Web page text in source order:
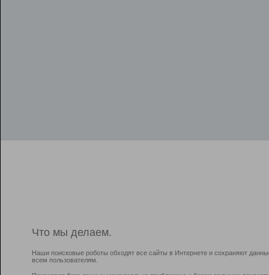
Что мы делаем.
Наши поисковые роботы обходят все сайты в Интернете и сохраняют
всем пользователям.